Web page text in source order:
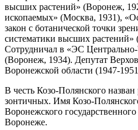
высших растений» (Воронеж,
ископаемых» (Москва, 1931),
закон с ботанической точки
систематики высших
Сотрудничал в «ЭС
(Воронеж, 1934). Депутат
Воронежской области (1947-
В честь Козо-Полянского назван
зонтичных. Имя Козо-
Воронежского
Воронеже.